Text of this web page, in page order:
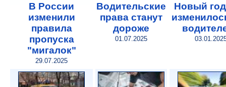
В России
изменили
правила
пропуска
"мигалок"
29.07.2025
Водительские
права станут
дороже
01.07.2025
Новый